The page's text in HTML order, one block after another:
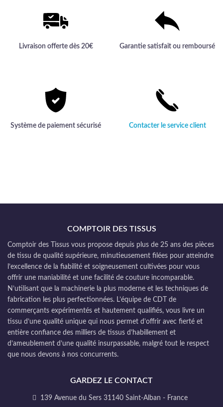
Livraison offerte dès 20€ Garantie satisfait ou remboursé
Système de paiement sécurisé Contacter le service client
COMPTOIR DES TISSUS
Comptoir des Tissus vous propose depuis plus de 25 ans des pièces
de tissu de qualité supérieure, minutieusement filées pour atteindre
l’excellence de la fiabilité et soigneusement cultivées pour vous
offrir une maniabilité et une facilité de couture incomparable.
N’utilisant que la machinerie la plus moderne et les techniques de
fabrication les plus perfectionnées. L’équipe de CDT de
commerçants expérimentés et hautement qualifiés, vous livre un
tissu d’une qualité unique qui nous permet d’offrir avec fierté et
entière confiance des milliers de tissus d’habillement et
d’ameublement d’une qualité insurpassable, malgré tout le respect
que nous devons à nos concurrents.
GARDEZ LE CONTACT
139 Avenue du Sers 31140 Saint-Alban - France